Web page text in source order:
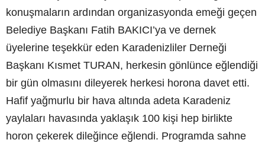
konuşmaların ardından organizasyonda emeği geçen
Belediye Başkanı Fatih BAKICI’ya ve dernek
üyelerine teşekkür eden Karadenizliler Derneği
Başkanı Kısmet TURAN, herkesin gönlünce eğlendiği
bir gün olmasını dileyerek herkesi horona davet etti.
Hafif yağmurlu bir hava altında adeta Karadeniz
yaylaları havasında yaklaşık 100 kişi hep birlikte
horon çekerek dileğince eğlendi. Programda sahne